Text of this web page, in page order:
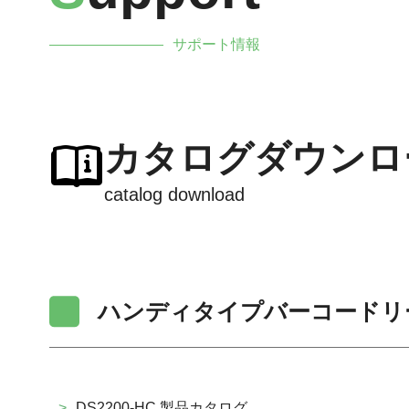
サポート情報
カタログダウン
catalog download
ハンディタイプバーコードリ